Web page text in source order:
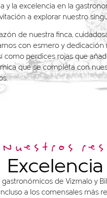
y la excelencia en la
a explorar nuestro
de nuestra finca,
con esmero y dedicación
como perdices rojas que
que se completa con
Nuestros
de Vizmalo y
a los comensales más